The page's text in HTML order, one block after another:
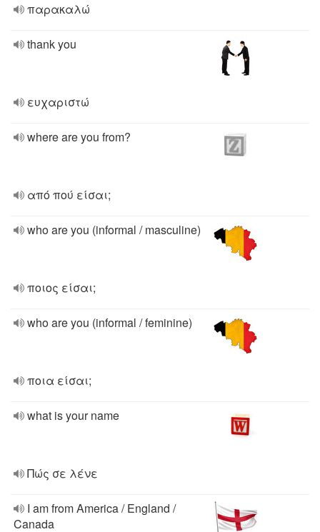
παρακαλώ
thank you
ευχαριστώ
where are you from?
από πού είσαι;
who are you (informal / masculine)
ποιος είσαι;
who are you (informal / feminine)
ποια είσαι;
what is your name
Πώς σε λένε
I am from America / England /
Canada